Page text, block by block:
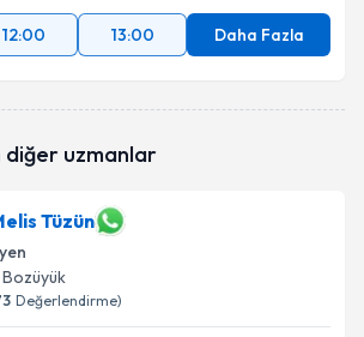
12:00 13:00 Daha Fazla
diğer uzmanlar
Tüzün
Bozüyük
Değerlendirme)